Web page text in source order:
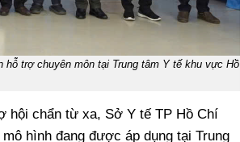
trợ chuyên môn tại Trung tâm Y tế khu vực Hồ
hội chẩn từ xa, Sở Y tế TP Hồ Chí
hình đang được áp dụng tại Trung